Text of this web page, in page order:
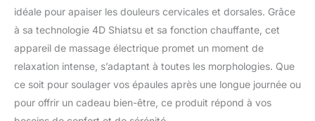
idéale pour apaiser les douleurs cervicales et dorsales. Grâce
à sa technologie 4D Shiatsu et sa fonction chauffante, cet
appareil de massage électrique promet un moment de
relaxation intense, s’adaptant à toutes les morphologies. Que
ce soit pour soulager vos épaules après une longue journée ou
pour offrir un cadeau bien-être, ce produit répond à vos